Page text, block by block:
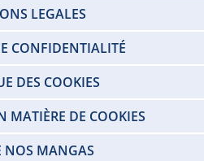
LEGALES
CONFIDENTIALITÉ
DES COOKIES
MATIÈRE DE COOKIES
NOS MANGAS